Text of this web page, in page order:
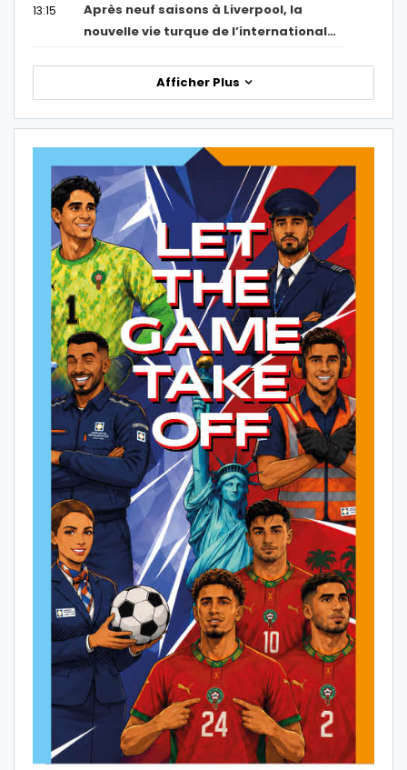
13:15
Après neuf saisons à Liverpool, la
nouvelle vie turque de l’international…
Afficher Plus